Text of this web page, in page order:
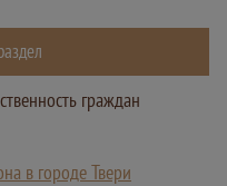
граждан
в городе Твери